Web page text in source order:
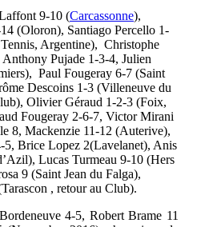
9-10 (Carcassonne),
(Oloron), Santiago Percello 1-
Argentine), Christophe
Anthony Pujade 1-3-4, Julien
Paul Fougeray 6-7 (Saint
Descoins 1-3 (Villeneuve du
Olivier Géraud 1-2-3 (Foix,
Fougeray 2-6-7, Victor Mirani
8, Mackenzie 11-12 (Auterive),
5, Brice Lopez 2(Lavelanet), Anis
Lucas Turmeau 9-10 (Hers
9 (Saint Jean du Falga),
, retour au Club).
4-5, Robert Brame 11